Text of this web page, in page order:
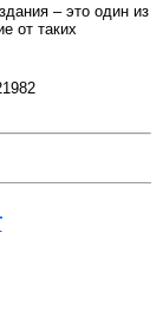
– это один из
от таких